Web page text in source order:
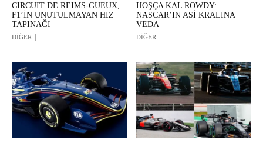
CIRCUIT DE REIMS-GUEUX,
F1’İN UNUTULMAYAN HIZ
TAPINAĞI
DİĞER
HOŞÇA KAL ROWDY:
NASCAR’IN ASİ KRALINA
VEDA
DİĞER